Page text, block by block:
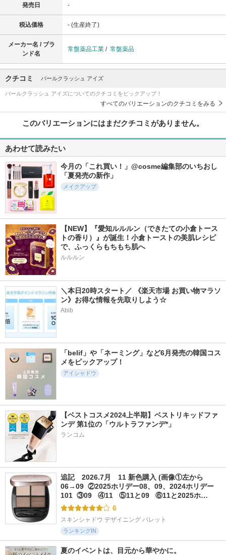
発売日 -
税込価格 - (生産終了)
メーカー名 / ブラ
ンド名
常盤薬品工業 / 常盤薬品
クチコミ パールクラッシュ アイズ
パールクラッシュ アイズについてのクチコミをピックアップ！
すべてのバリエーションのクチコミをみる
このバリエーションにはまだクチコミがありません。
あわせて読みたい
今月の「これ買い！」@cosme編集部のいちおし
「夏発売の新作」
メイクアップ
【NEW】『愛知ルルルン（できたての小倉トース
トの香り）』が誕生！小倉トーストの美肌レシピ
で、ふっくらもちもち肌へ
ルルルン
＼本日20時スタート／ 《楽天市場 お買い物マラソ
ン》お得な情報を先取りしよう☆
Abib
「belif」や「ネーミング」など6月発売の韓国コス
メをピックアップ！
アイシャドウ
【ベストコスメ2024上半期】ベストリキッドファ
ンデ 第1位の「ウルトラファンデ*」
ランコム
追記　2026.7月　11 新色購入 (画像①左から
06→09  ②2025ホリデー08、09、2024ホリデー
101  ③09   ④11   ⑤11と09   ⑥11と2025ホ…
6
スキンシャドウ デザイニング パレット
ランキングIN
夏のイベントは、目元から華やかに。